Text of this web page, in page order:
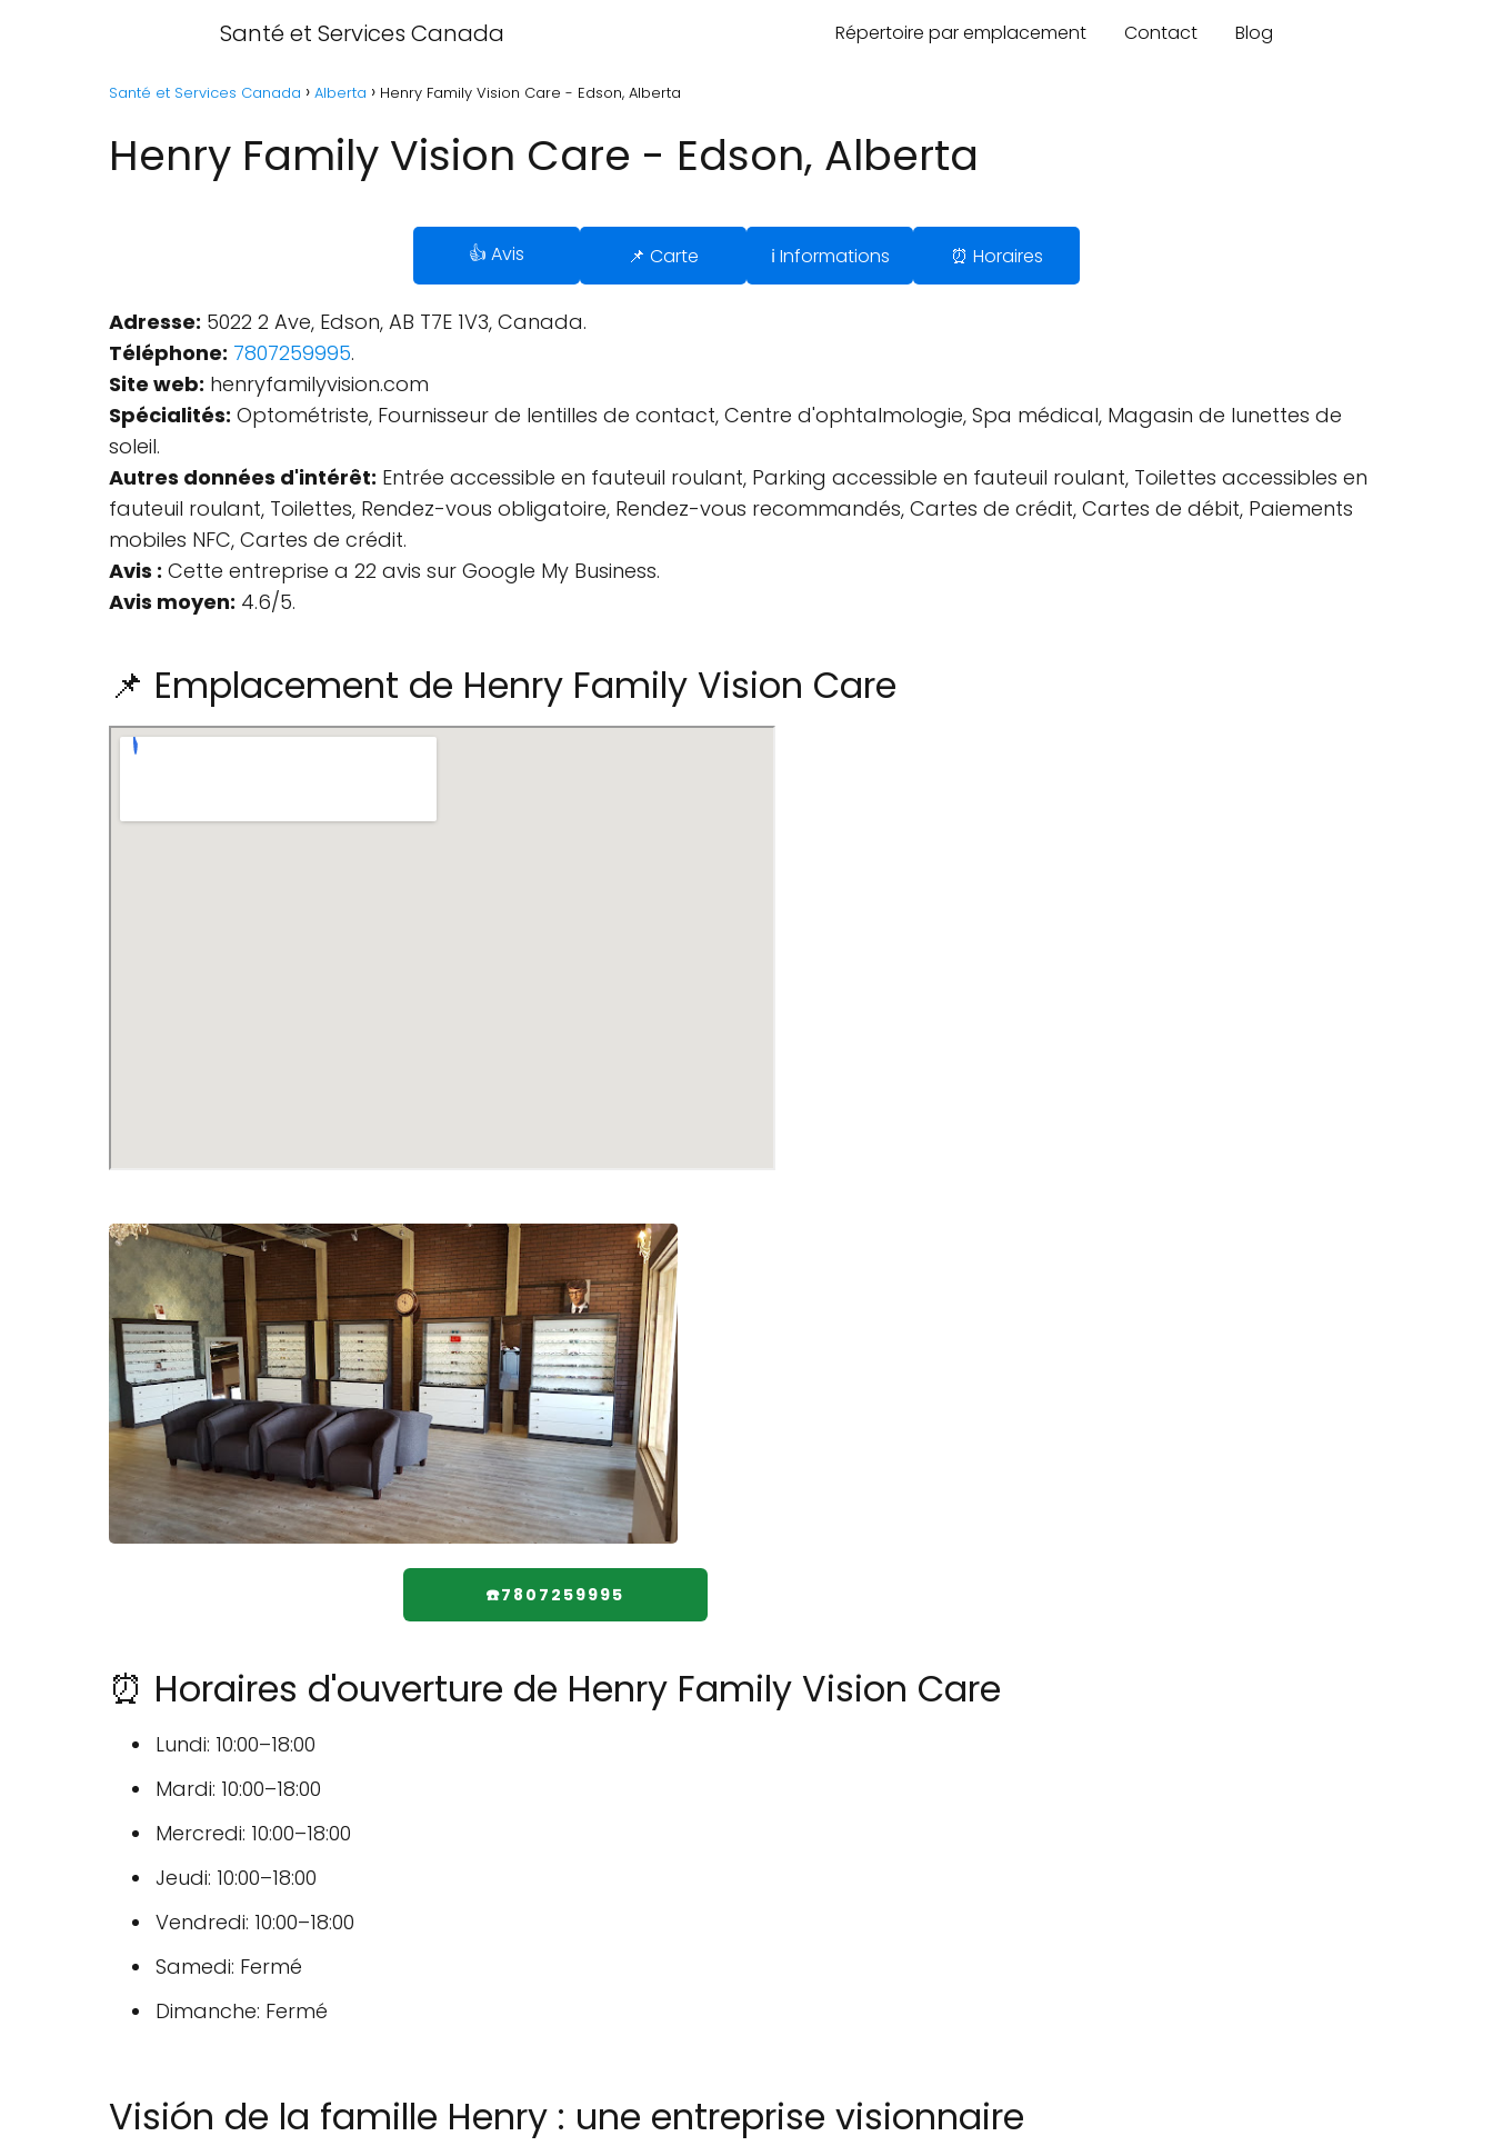
Santé et Services Canada Répertoire par emplacement Contact Blog
Santé et Services Canada Alberta Henry Family Vision Care - Edson, Alberta
Henry Family Vision Care - Edson, Alberta
👍 Avis 📌 Carte ℹ️ Informations ⏰ Horaires
Adresse: 5022 2 Ave, Edson, AB T7E 1V3, Canada.
Téléphone: 7807259995.
Site web: henryfamilyvision.com
Spécialités: Optométriste, Fournisseur de lentilles de contact, Centre d'ophtalmologie, Spa médical, Magasin de lunettes de
soleil.
Autres données d'intérêt: Entrée accessible en fauteuil roulant, Parking accessible en fauteuil roulant, Toilettes accessibles en
fauteuil roulant, Toilettes, Rendez-vous obligatoire, Rendez-vous recommandés, Cartes de crédit, Cartes de débit, Paiements
mobiles NFC, Cartes de crédit.
Avis : Cette entreprise a 22 avis sur Google My Business.
Avis moyen: 4.6/5.
📌 Emplacement de Henry Family Vision Care
☎️7807259995
⏰ Horaires d'ouverture de Henry Family Vision Care
Lundi: 10:00–18:00
Mardi: 10:00–18:00
Mercredi: 10:00–18:00
Jeudi: 10:00–18:00
Vendredi: 10:00–18:00
Samedi: Fermé
Dimanche: Fermé
Visión de la famille Henry : une entreprise visionnaire